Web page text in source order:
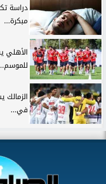
دراسة
مبكرة...
الأهلي
في...